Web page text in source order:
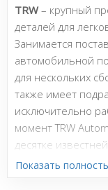
TRW– крупный
деталей для
Занимается
автомобильной
для нескольких
также имеет
исключительно
момент TRW
десятке
автотранспорта.
Показать